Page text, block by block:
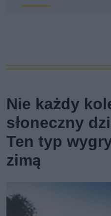
Nie każdy
słoneczny
Ten typ
zimą